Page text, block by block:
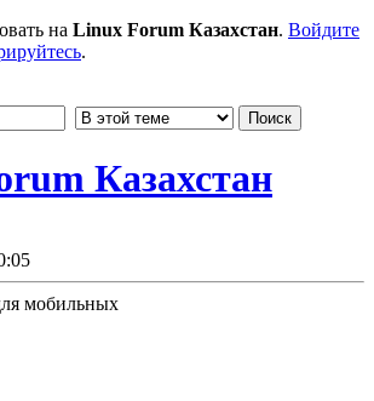
на Linux Forum Казахстан. Войдите
.
мобильных